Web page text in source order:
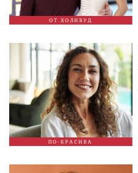
ОТ ХОЛИВУД
ПО-КРАСИВА